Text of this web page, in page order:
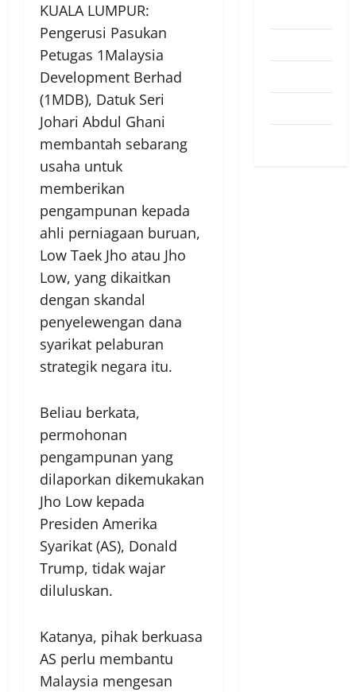
KUALA LUMPUR:
Pengerusi Pasukan
Petugas 1Malaysia
Development Berhad
(1MDB), Datuk Seri
Johari Abdul Ghani
membantah sebarang
usaha untuk
memberikan
pengampunan kepada
ahli perniagaan buruan,
Low Taek Jho atau Jho
Low, yang dikaitkan
dengan skandal
penyelewengan dana
syarikat pelaburan
strategik negara itu.
Beliau berkata,
permohonan
pengampunan yang
dilaporkan dikemukakan
Jho Low kepada
Presiden Amerika
Syarikat (AS), Donald
Trump, tidak wajar
diluluskan.
Katanya, pihak berkuasa
AS perlu membantu
Malaysia mengesan